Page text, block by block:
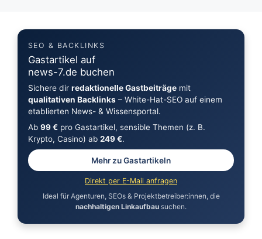
SEO & BACKLINKS
Gastartikel auf
news-7.de buchen
Sichere dir redaktionelle Gastbeiträgemit
qualitativen Backlinks– White-Hat-SEO auf einem
etablierten News- & Wissensportal.
Ab 99 €pro Gastartikel, sensible Themen (z. B.
Krypto, Casino) ab 249 €.
Mehr zu Gastartikeln
Direkt per E-Mail anfragen
Ideal für Agenturen, SEOs & Projektbetreiber:innen, die
nachhaltigen Linkaufbau suchen.